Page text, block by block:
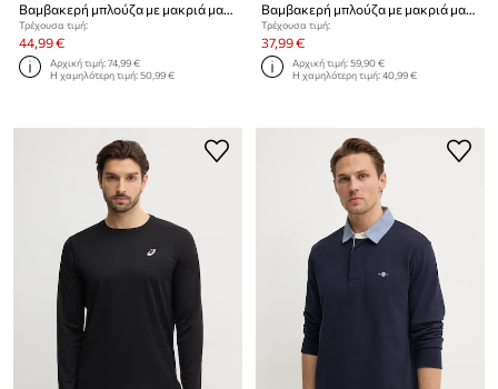
Βαμβακερή μπλούζα με μακριά μανίκια Tommy Hilfiger
Τρέχουσα τιμή:
44,99 €
Αρχική τιμή:74,99 €
Η χαμηλότερη τιμή:50,99 €
Βαμβακερή μπλούζα με μακριά μανίκια Calvin Klein
Τρέχουσα τιμή:
37,99 €
Αρχική τιμή:59,90 €
Η χαμηλότερη τιμή:40,99 €